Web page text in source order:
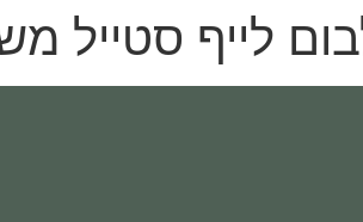
בלוג לקוחות משתפים
לייף סטייל